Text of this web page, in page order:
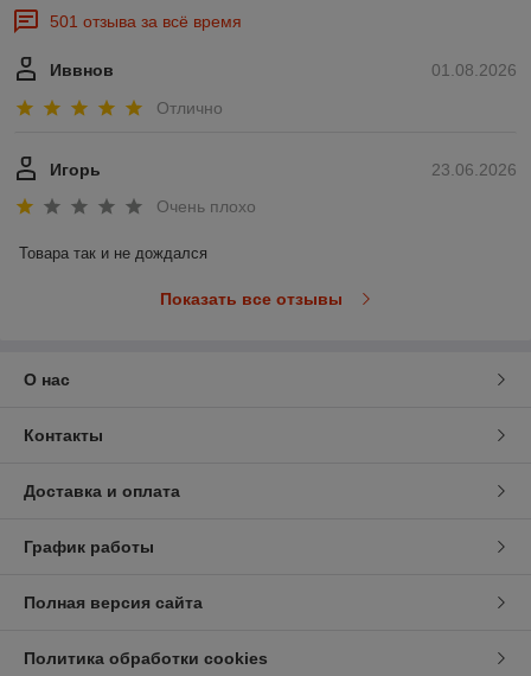
501 отзыва за всё время
01.08.2026
Иввнов
Отлично
23.06.2026
Игорь
Очень плохо
Товара так и не дождался
Показать все отзывы
О нас
Контакты
Доставка и оплата
График работы
Полная версия сайта
Политика обработки cookies